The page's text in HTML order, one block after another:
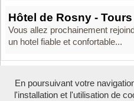
Hôtel de Rosny - Tours
Vous allez prochainement
un hotel fiable et confortable...
Boosté par Arfooo 2.02 - © 2007
En poursuivant votre
l'installation et l'utilisation de